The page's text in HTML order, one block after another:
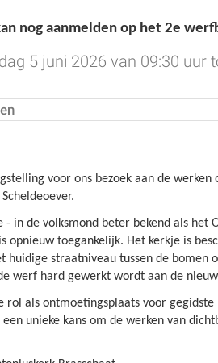
nog aanmelden op het 2e
5 juni 2026 van 09:30 uur
voor ons bezoek aan de
- in de volksmond beter bekend als
opnieuw toegankelijk. Het kerkje is
huidige straatniveau tussen de bomen
werf hard gewerkt wordt aan de
rol als ontmoetingsplaats voor
unieke kans om de werken van